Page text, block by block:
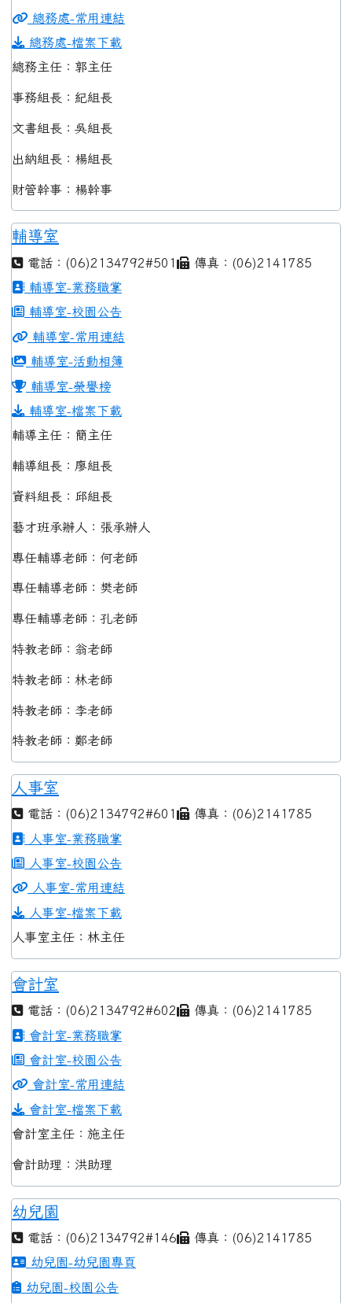
總務處-常用連結
總務處-檔案下載
總務主任：郭主任
事務組長：紀組長
文書組長：吳組長
出納組長：楊組長
財管幹事：楊幹事
輔導室
電話：(06)2134792#501
傳真：(06)2141785
輔導室-業務職掌
輔導室-校園公告
輔導室-常用連結
輔導室-活動相簿
輔導室-榮譽榜
輔導室-檔案下載
輔導主任：簡主任
輔導組長：廖組長
資料組長：邱組長
藝才班承辦人：張承辦人
專任輔導老師：何老師
專任輔導老師：樊老師
專任輔導老師：孔老師
特教老師：翁老師
特教老師：林老師
特教老師：李老師
特教老師：鄭老師
人事室
電話：(06)2134792#601
傳真：(06)2141785
人事室-業務職掌
人事室-校園公告
人事室-常用連結
人事室-檔案下載
人事室主任：林主任
會計室
電話：(06)2134792#602
傳真：(06)2141785
會計室-業務職掌
會計室-校園公告
會計室-常用連結
會計室-檔案下載
會計室主任：施主任
會計助理：洪助理
幼兒園
電話：(06)2134792#146
傳真：(06)2141785
幼兒園-幼兒園專頁
幼兒園-校園公告